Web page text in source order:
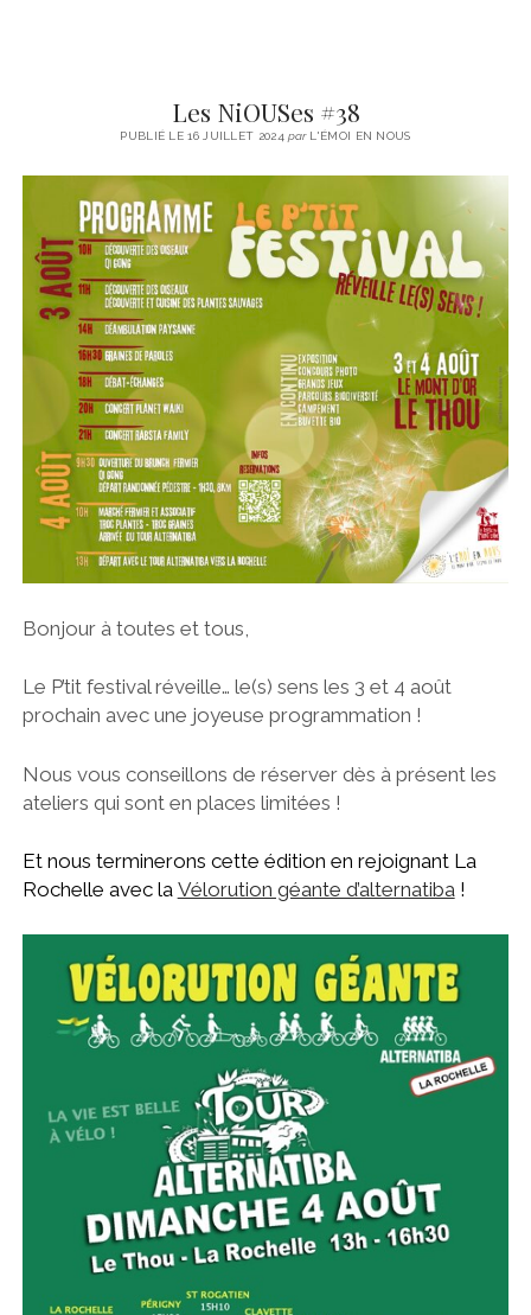
Les NiOUSes #38
PUBLIÉ LE 16 JUILLET 2024parL'ÉMOI EN NOUS
Bonjour à toutes et tous,
Le P’tit festival réveille… le(s) sens les 3 et 4 août
prochain avec une joyeuse programmation !
Nous vous conseillons de réserver dès à présent les
ateliers qui sont en places limitées !
Et nous terminerons cette édition en rejoignant La
Rochelle avec la Vélorution géante d’alternatiba!